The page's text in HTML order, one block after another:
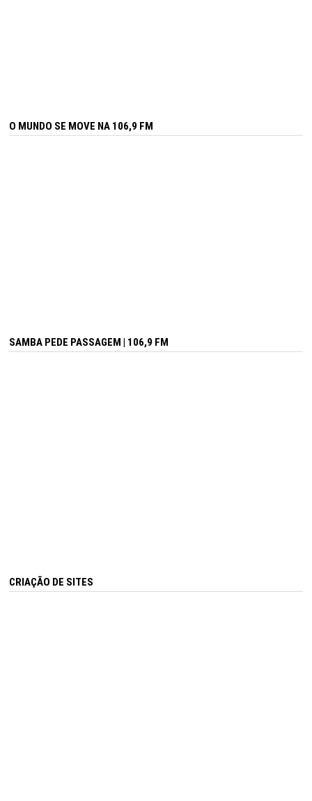
O MUNDO SE MOVE NA 106,9 FM
SAMBA PEDE PASSAGEM | 106,9 FM
CRIAÇÃO DE SITES